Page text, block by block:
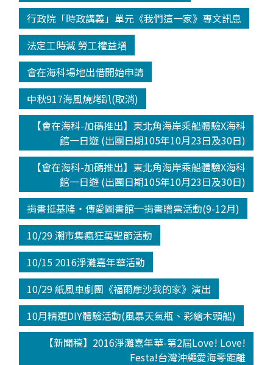
行政院「時政講義」單元《我們這一家》專文訊息
法定工時減 勞工權益增
會在海科場地出借開始申請
中秋917海風燒烤趴(取消)
【會在海科-加碼推出】東北角海岸乘船體驗X海科
館一日遊 (出團日期105年10月23日及30日)
【會在海科-加碼推出】東北角海岸乘船體驗X海科
館一日遊 (出團日期105年10月23日及30日)
捐書挺基隆‧傳愛圖書館─捐書贈票活動(9-12月)
10/29 潮市集瘋狂萬聖節活動
10/15 2016淨灘嘉年華活動
10/29 紙風車劇團《福爾摩沙我的家》演出
10月精選DIY體驗活動(風暴天氣瓶、彩繪木頭船)
【新聞稿】2016淨灘嘉年華-第2屆Love! Love!
Festa!台灣沖繩愛海零距離